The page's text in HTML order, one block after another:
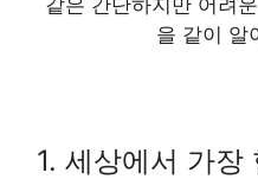
을 같이 알
1. 세상에서 가장